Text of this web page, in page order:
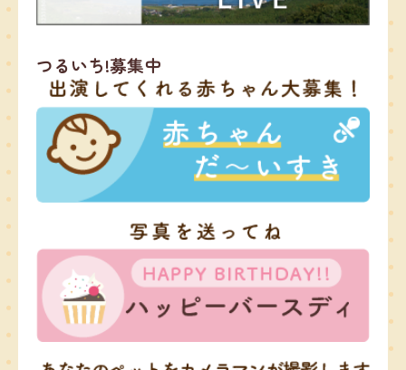
つるいち!募集中